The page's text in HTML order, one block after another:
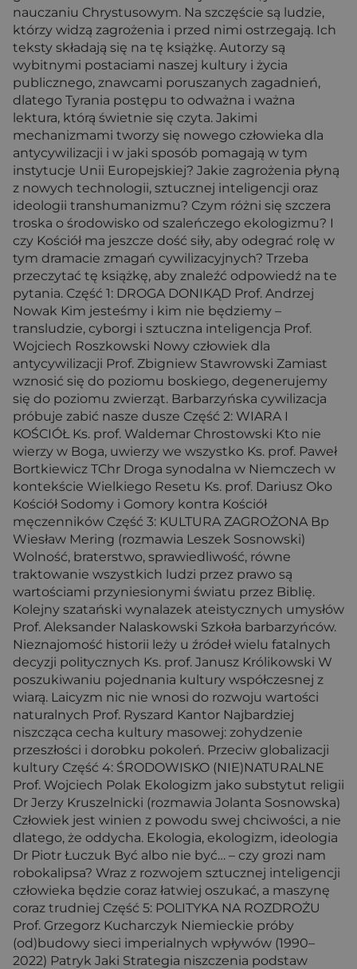
nauczaniu Chrystusowym. Na szczęście są ludzie,
którzy widzą zagrożenia i przed nimi ostrzegają. Ich
teksty składają się na tę książkę. Autorzy są
wybitnymi postaciami naszej kultury i życia
publicznego, znawcami poruszanych zagadnień,
dlatego Tyrania postępu to odważna i ważna
lektura, którą świetnie się czyta. Jakimi
mechanizmami tworzy się nowego człowieka dla
antycywilizacji i w jaki sposób pomagają w tym
instytucje Unii Europejskiej? Jakie zagrożenia płyną
z nowych technologii, sztucznej inteligencji oraz
ideologii transhumanizmu? Czym różni się szczera
troska o środowisko od szaleńczego ekologizmu? I
czy Kościół ma jeszcze dość siły, aby odegrać rolę w
tym dramacie zmagań cywilizacyjnych? Trzeba
przeczytać tę książkę, aby znaleźć odpowiedź na te
pytania. Część 1: DROGA DONIKĄD Prof. Andrzej
Nowak Kim jesteśmy i kim nie będziemy –
transludzie, cyborgi i sztuczna inteligencja Prof.
Wojciech Roszkowski Nowy człowiek dla
antycywilizacji Prof. Zbigniew Stawrowski Zamiast
wznosić się do poziomu boskiego, degenerujemy
się do poziomu zwierząt. Barbarzyńska cywilizacja
próbuje zabić nasze dusze Część 2: WIARA I
KOŚCIÓŁ Ks. prof. Waldemar Chrostowski Kto nie
wierzy w Boga, uwierzy we wszystko Ks. prof. Paweł
Bortkiewicz TChr Droga synodalna w Niemczech w
kontekście Wielkiego Resetu Ks. prof. Dariusz Oko
Kościół Sodomy i Gomory kontra Kościół
męczenników Część 3: KULTURA ZAGROŻONA Bp
Wiesław Mering (rozmawia Leszek Sosnowski)
Wolność, braterstwo, sprawiedliwość, równe
traktowanie wszystkich ludzi przez prawo są
wartościami przyniesionymi światu przez Biblię.
Kolejny szatański wynalazek ateistycznych umysłów
Prof. Aleksander Nalaskowski Szkoła barbarzyńców.
Nieznajomość historii leży u źródeł wielu fatalnych
decyzji politycznych Ks. prof. Janusz Królikowski W
poszukiwaniu pojednania kultury współczesnej z
wiarą. Laicyzm nic nie wnosi do rozwoju wartości
naturalnych Prof. Ryszard Kantor Najbardziej
niszcząca cecha kultury masowej: zohydzenie
przeszłości i dorobku pokoleń. Przeciw globalizacji
kultury Część 4: ŚRODOWISKO (NIE)NATURALNE
Prof. Wojciech Polak Ekologizm jako substytut religii
Dr Jerzy Kruszelnicki (rozmawia Jolanta Sosnowska)
Człowiek jest winien z powodu swej chciwości, a nie
dlatego, że oddycha. Ekologia, ekologizm, ideologia
Dr Piotr Łuczuk Być albo nie być… – czy grozi nam
robokalipsa? Wraz z rozwojem sztucznej inteligencji
człowieka będzie coraz łatwiej oszukać, a maszynę
coraz trudniej Część 5: POLITYKA NA ROZDROŻU
Prof. Grzegorz Kucharczyk Niemieckie próby
(od)budowy sieci imperialnych wpływów (1990–
2022) Patryk Jaki Strategia niszczenia podstaw